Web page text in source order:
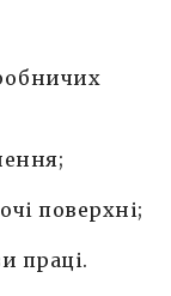
поверхні;
праці.